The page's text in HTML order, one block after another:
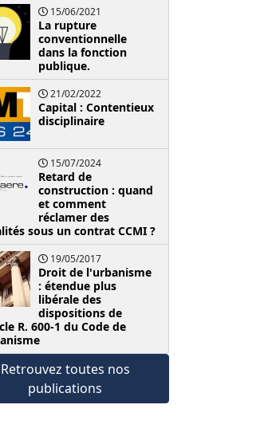
15/06/2021
La rupture
conventionnelle
dans la fonction
publique.
21/02/2022
Capital : Contentieux
disciplinaire
15/07/2024
Retard de
construction : quand
et comment
réclamer des
sous un contrat CCMI ?
19/05/2017
Droit de l'urbanisme
: étendue plus
libérale des
dispositions de
R. 600-1 du Code de
Retrouvez toutes nos
publications